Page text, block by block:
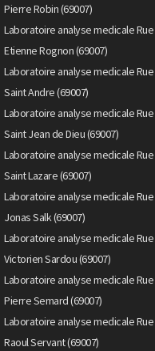
Pierre Robin (69007)
Laboratoire analyse medicale Rue
Etienne Rognon (69007)
Laboratoire analyse medicale Rue
Saint Andre (69007)
Laboratoire analyse medicale Rue
Saint Jean de Dieu (69007)
Laboratoire analyse medicale Rue
Saint Lazare (69007)
Laboratoire analyse medicale Rue
Jonas Salk (69007)
Laboratoire analyse medicale Rue
Victorien Sardou (69007)
Laboratoire analyse medicale Rue
Pierre Semard (69007)
Laboratoire analyse medicale Rue
Raoul Servant (69007)